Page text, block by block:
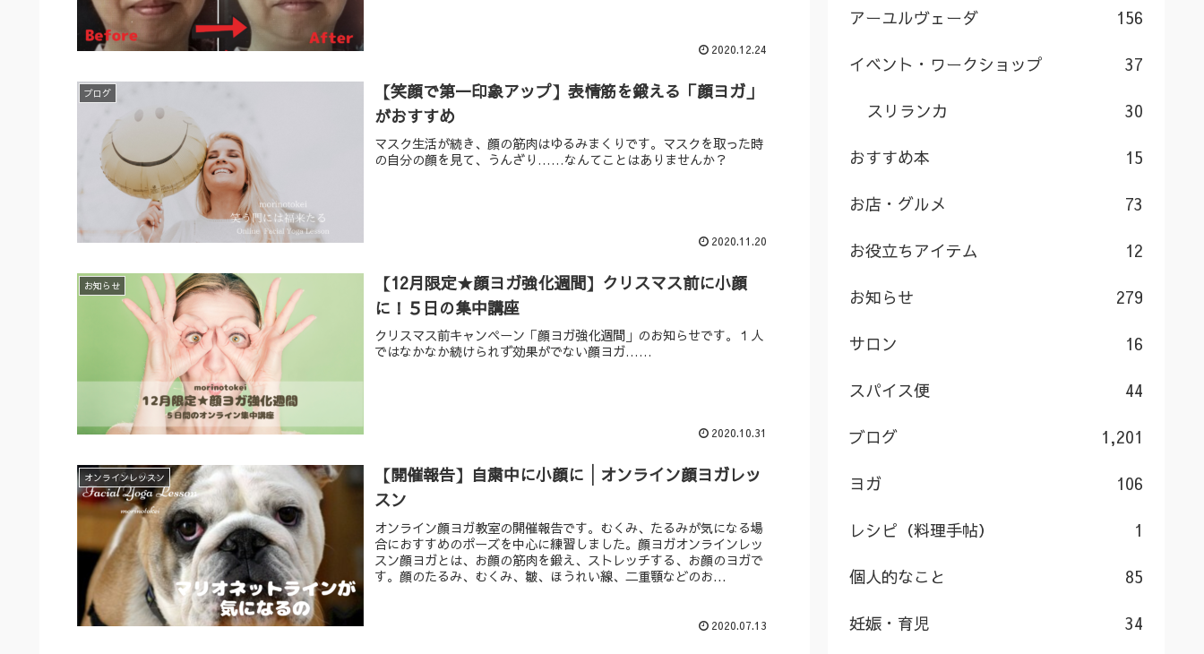
2020.12.24
ブログ
【笑顔で第一印象アップ】表情筋を鍛える「顔ヨガ」
がおすすめ
マスク生活が続き、顔の筋肉はゆるみまくりです。マスクを取った時
の自分の顔を見て、うんざり……なんてことはありませんか？
2020.11.20
お知らせ
【12月限定★顔ヨガ強化週間】クリスマス前に小顔
に！５日の集中講座
クリスマス前キャンペーン「顔ヨガ強化週間」のお知らせです。１人
ではなかなか続けられず効果がでない顔ヨガ……
2020.10.31
オンラインレッスン
【開催報告】自粛中に小顔に│オンライン顔ヨガレッ
スン
オンライン顔ヨガ教室の開催報告です。むくみ、たるみが気になる場
合におすすめのポーズを中心に練習しました。顔ヨガオンラインレッ
スン顔ヨガとは、お顔の筋肉を鍛え、ストレッチする、お顔のヨガで
す。顔のたるみ、むくみ、皺、ほうれい線、二重顎などのお...
2020.07.13
アーユルヴェーダ 156
イベント・ワークショップ 37
スリランカ 30
おすすめ本 15
お店・グルメ 73
お役立ちアイテム 12
お知らせ 279
サロン 16
スパイス便 44
ブログ 1,201
ヨガ 106
レシピ（料理手帖） 1
個人的なこと 85
妊娠・育児 34